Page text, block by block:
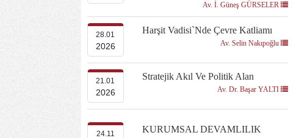
Av. İ. Güneş GÜRSELER
28.01
2026
Harşit Vadisi`nde Çevre Katliamı
Av. Selin Nakıpoğlu
21.01
2026
Stratejik Akıl Ve Politik Alan
Av. Dr. Başar YALTI
24.11
KURUMSAL DEVAMLILIK